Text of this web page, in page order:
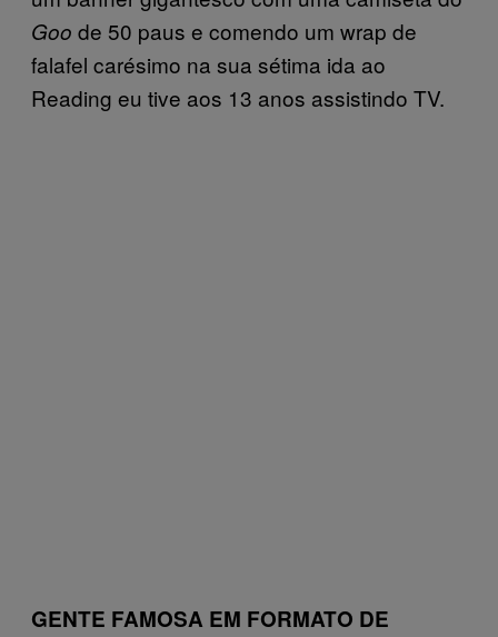
Goo de 50 paus e comendo um wrap de
falafel carésimo na sua sétima ida ao
Reading eu tive aos 13 anos assistindo TV.
GENTE FAMOSA EM FORMATO DE